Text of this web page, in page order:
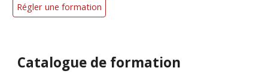
Régler une formation
Catalogue de formation